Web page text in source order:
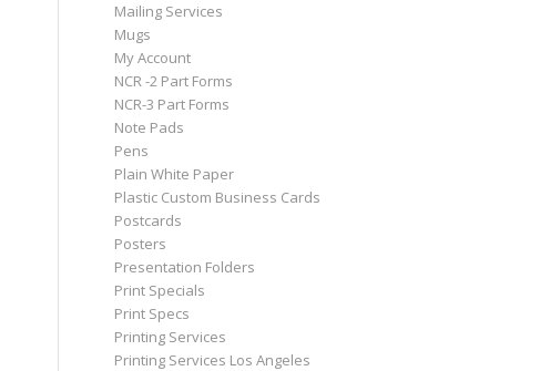
Mailing Services
Mugs
My Account
NCR -2 Part Forms
NCR-3 Part Forms
Note Pads
Pens
Plain White Paper
Plastic Custom Business Cards
Postcards
Posters
Presentation Folders
Print Specials
Print Specs
Printing Services
Printing Services Los Angeles